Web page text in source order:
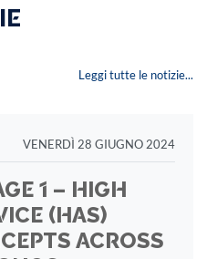
Leggi tutte le notizie...
VENERDÌ 28 GIUGNO 2024
1 – HIGH
(HAS)
ACROSS